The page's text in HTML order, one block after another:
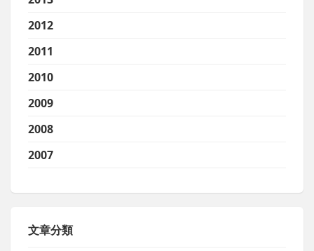
2012
2011
2010
2009
2008
2007
文章分類